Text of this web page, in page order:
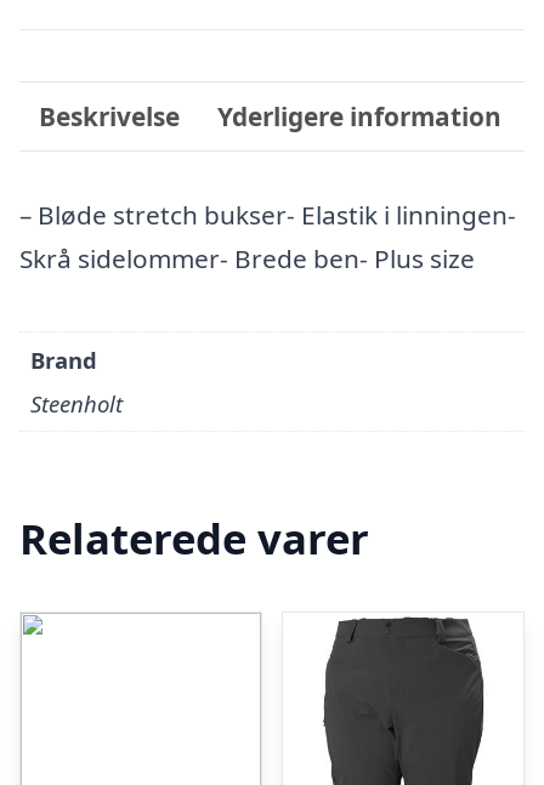
Beskrivelse Yderligere information
– Bløde stretch bukser- Elastik i linningen-
Skrå sidelommer- Brede ben- Plus size
Brand
Steenholt
Relaterede varer